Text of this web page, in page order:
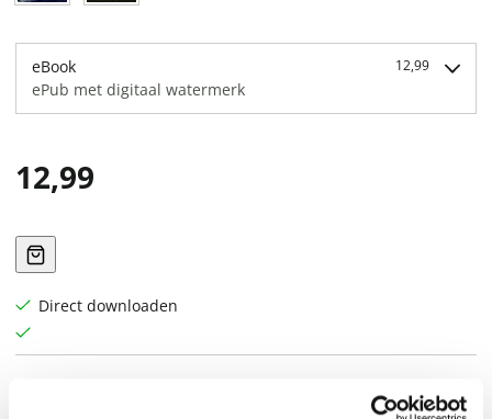
eBook 12,99
ePub met digitaal watermerk
12,99
Direct downloaden